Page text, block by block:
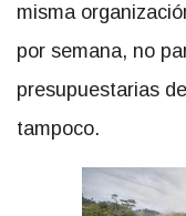
misma
por semana, no
presupuestarias
tampoco.